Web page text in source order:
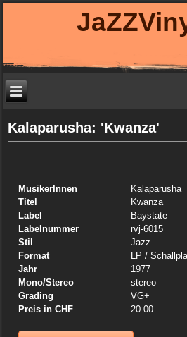
Kalaparusha: 'Kwanza'
MusikerInnen
Kalaparusha
Titel
Kwanza
Label
Baystate
Labelnummer
rvj-6015
Stil
Jazz
Format
LP /
Jahr
1977
Mono/Stereo
stereo
Grading
VG+
Preis in CHF
20.00